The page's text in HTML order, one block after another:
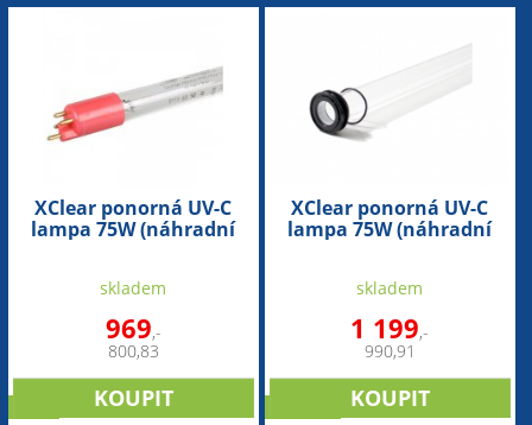
XClear ponorná UV-C
lampa 75W (náhradní
skladem
969,-
800,83
XClear ponorná UV-C
lampa 75W (náhradní
skladem
1 199,-
990,91